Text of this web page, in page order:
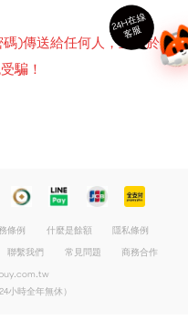
)傳送給任何人，且勿於
騙！
條例 什麼是餘額
隱私條例
聯繫我們 常見問題
商務合作
小時全年無休）
24
H
在
線
客
服